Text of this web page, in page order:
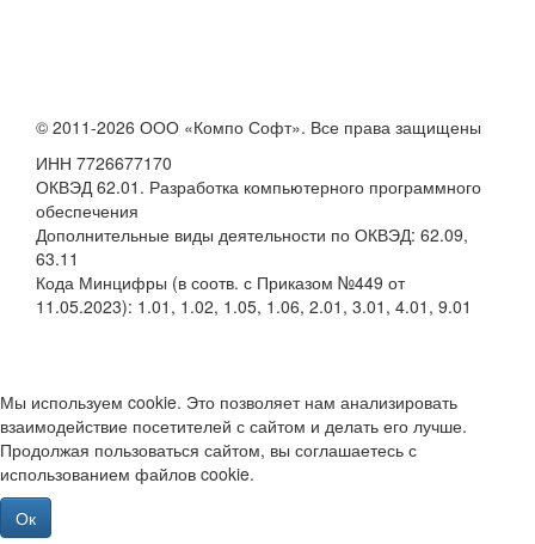
© 2011-2026 ООО «Компо Софт». Все права защищены
ИНН 7726677170
ОКВЭД 62.01. Разработка компьютерного программного
обеспечения
Дополнительные виды деятельности по ОКВЭД: 62.09,
63.11
Кода Минцифры (в соотв. с Приказом №449 от
11.05.2023): 1.01, 1.02, 1.05, 1.06, 2.01, 3.01, 4.01, 9.01
Мы используем cookie. Это позволяет нам анализировать
взаимодействие посетителей с сайтом и делать его лучше.
Продолжая пользоваться сайтом, вы соглашаетесь с
использованием файлов cookie.
Ок